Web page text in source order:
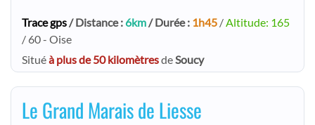
Trace gps/ Distance : 6km/ Durée : 1h45 /Altitude: 165
/ 60 - Oise
Situéà plus de 50 kilomètresdeSoucy
Le Grand Marais de Liesse